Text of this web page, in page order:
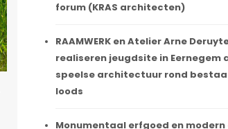
forum (KRAS architecten)
RAAMWERK en Atelier Arne
realiseren jeugdsite in Eernegem
speelse architectuur rond
loods
Monumentaal erfgoed en